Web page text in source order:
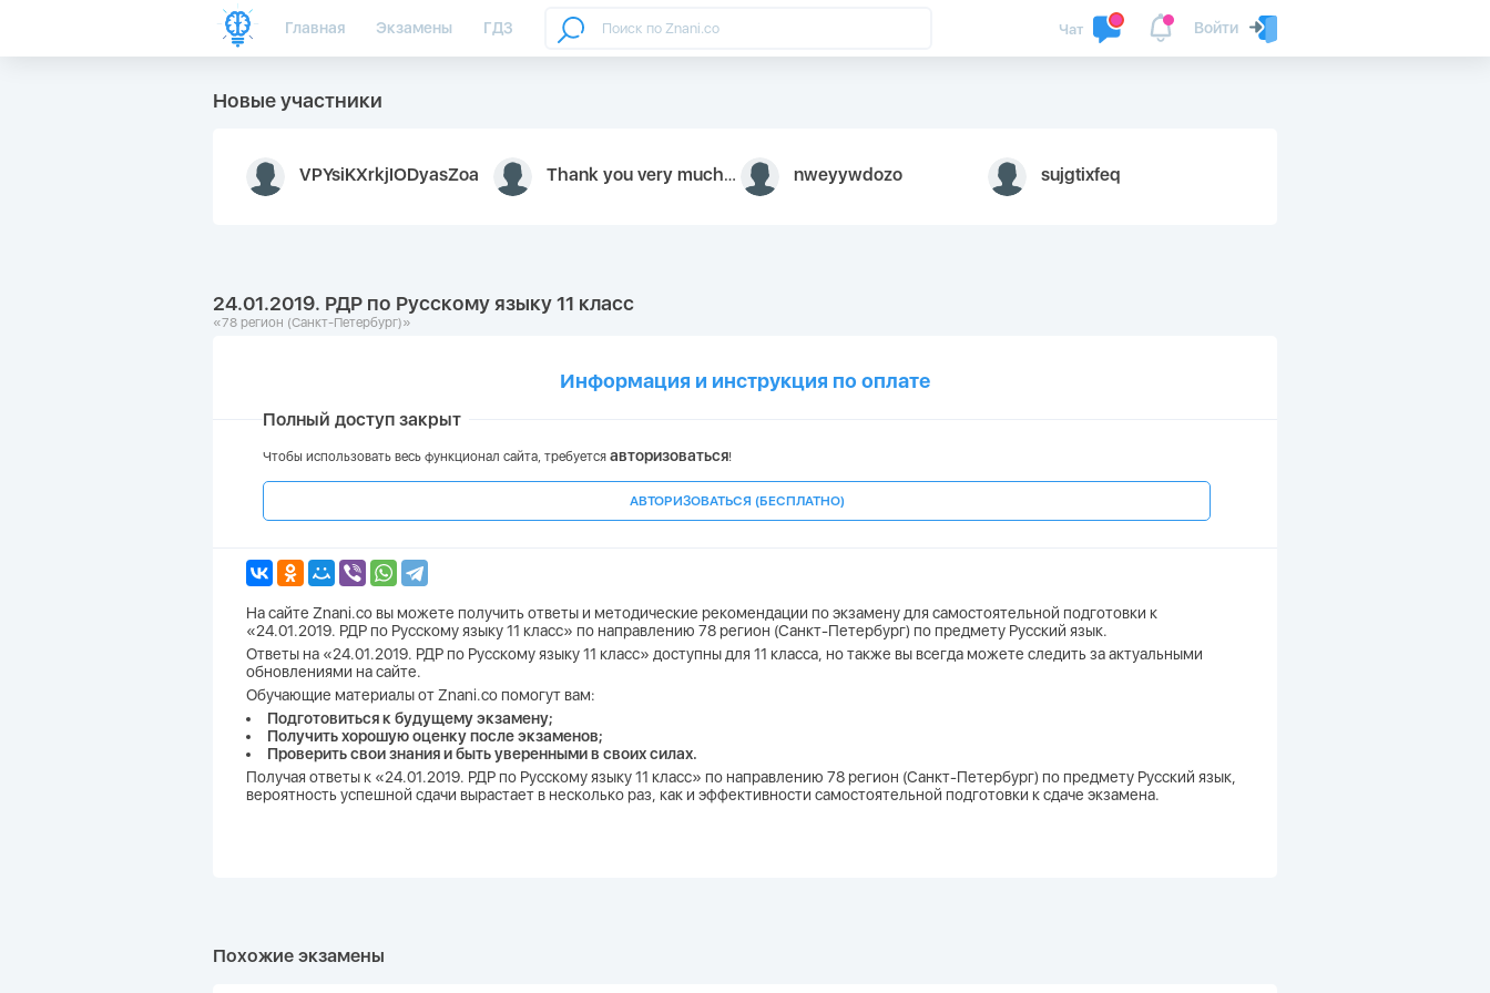
Главная Экзамены ГДЗ Войти
Чат
Новые участники
VPYsiKXrkjIODyasZoa Thank you very much for your inquiry We appreciate you 9126052 https://youtube.com faceapple ! nweyywdozo sujgtixfeq
24.01.2019. РДР по Русскому языку 11 класс
«78 регион (Санкт-Петербург)»
Информация и инструкция по оплате
Полный доступ закрыт
Чтобы использовать весь функционал сайта, требуется авторизоваться!
АВТОРИЗОВАТЬСЯ (БЕСПЛАТНО)
На сайте Znani.co вы можете получить ответы и методические рекомендации по экзамену для самостоятельной подготовки к
«24.01.2019. РДР по Русскому языку 11 класс» по направлению 78 регион (Санкт-Петербург) по предмету Русский язык.
Ответы на «24.01.2019. РДР по Русскому языку 11 класс» доступны для 11 класса, но также вы всегда можете следить за актуальными
обновлениями на сайте.
Обучающие материалы от Znani.co помогут вам:
Подготовиться к будущему экзамену;
Получить хорошую оценку после экзаменов;
Проверить свои знания и быть уверенными в своих силах.
Получая ответы к «24.01.2019. РДР по Русскому языку 11 класс» по направлению 78 регион (Санкт-Петербург) по предмету Русский язык,
вероятность успешной сдачи вырастает в несколько раз, как и эффективности самостоятельной подготовки к сдаче экзамена.
Похожие экзамены